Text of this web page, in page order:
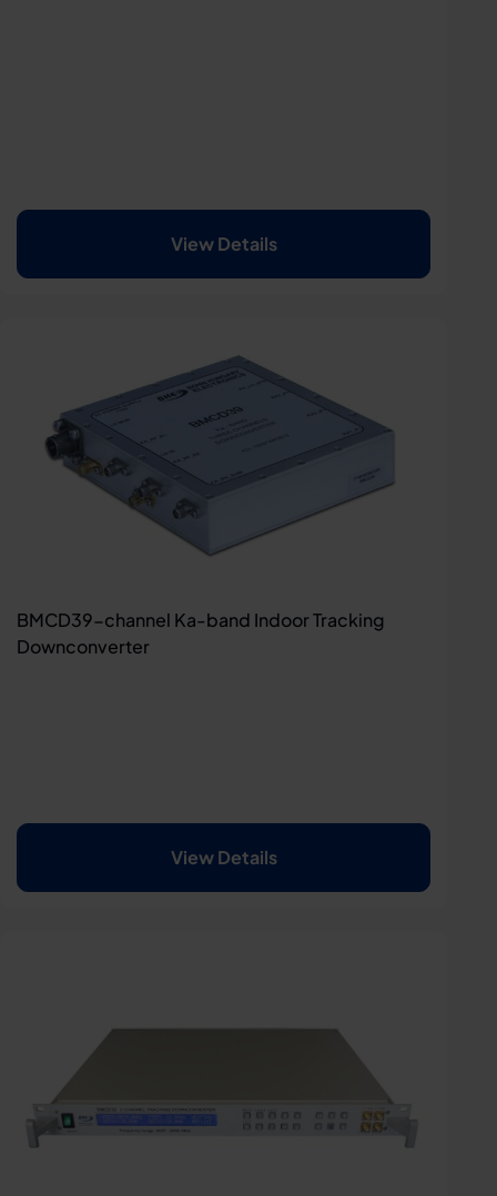
View Details
BMCD39-channel Ka-band Indoor Tracking
Downconverter
View Details